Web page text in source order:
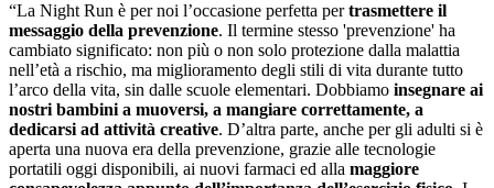
“La Night Run è per noi l’occasione perfetta pertrasmettere il
messaggio della prevenzione. Il termine stesso 'prevenzione' ha
cambiato significato: non più o non solo protezione dalla malattia
nell’età a rischio, ma miglioramento degli stili di vita durante tutto
l’arco della vita, sin dalle scuole elementari. Dobbiamo insegnare ai
nostri bambini a muoversi, a mangiare correttamente, a
dedicarsi ad attività creative. D’altra parte, anche per gli adulti si è
aperta una nuova era della prevenzione, grazie alle tecnologie
portatili oggi disponibili, ai nuovi farmaci ed alla maggiore